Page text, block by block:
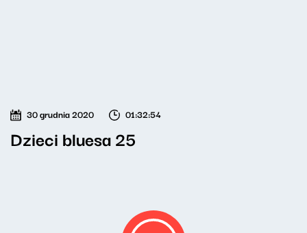
Dzieci bluesa 25
30 grudnia 2020 01:32:54